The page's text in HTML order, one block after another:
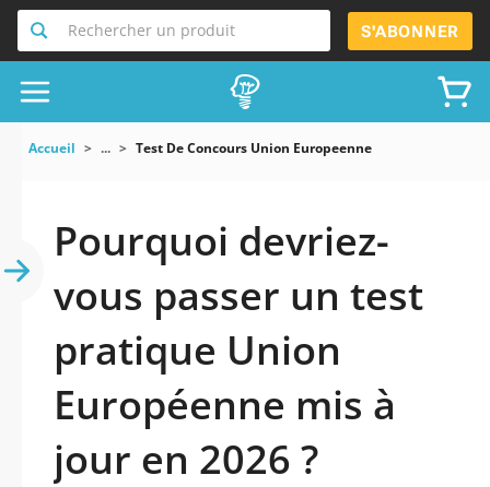
Rechercher un produit S'ABONNER
Accueil ... Test De Concours Union Europeenne
Pourquoi devriez-
vous passer un test
pratique Union
Européenne mis à
jour en 2026 ?